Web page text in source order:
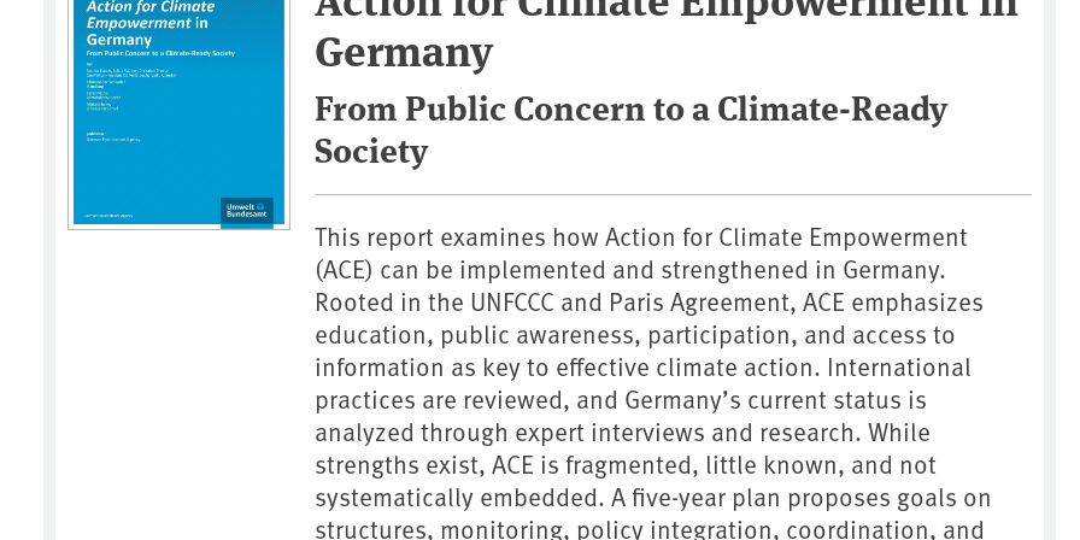
Germany
From Public Concern to a Climate-Ready
Society
This report examines how Action for Climate Empowerment
(ACE) can be implemented and strengthened in Germany.
Rooted in the UNFCCC and Paris Agreement, ACE emphasizes
education, public awareness, participation, and access to
information as key to effective climate action. International
practices are reviewed, and Germany’s current status is
analyzed through expert interviews and research. While
strengths exist, ACE is fragmented, little known, and not
systematically embedded. A five-year plan proposes goals on
structures, monitoring, policy integration, coordination, and